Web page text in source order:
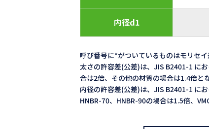
内径d1
呼び番号に*がついているものはモリセイ
太さの許容差(公差)は、JIS B2401-1 に
合は2倍、その他の材質の場合は1.4倍とな
内径の許容差(公差)は、JIS B2401-1 に
HNBR-70、HNBR-90の場合は1.5倍、